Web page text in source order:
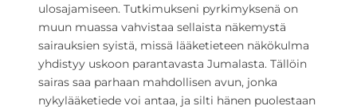
ulosajamiseen. Tutkimukseni pyrkimyksenä on
muun muassa vahvistaa sellaista näkemystä
sairauksien syistä, missä lääketieteen näkökulma
yhdistyy uskoon parantavasta Jumalasta. Tällöin
sairas saa parhaan mahdollisen avun, jonka
nykylääketiede voi antaa, ja silti hänen puolestaan